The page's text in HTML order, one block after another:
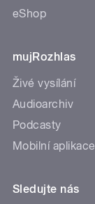
eShop
mujRozhlas
Živé vysílání
Audioarchiv
Podcasty
Mobilní aplikace
Sledujte nás